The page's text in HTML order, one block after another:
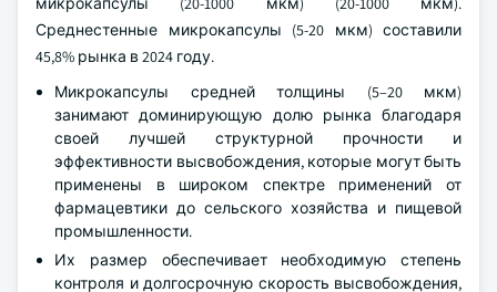
Среднестенные микрокапсулы (5-20 мкм) составили
45,8% рынка в 2024 году.
Микрокапсулы средней толщины (5–20 мкм)
занимают доминирующую долю рынка благодаря
своей лучшей структурной прочности и
эффективности высвобождения, которые могут быть
применены в широком спектре применений от
фармацевтики до сельского хозяйства и пищевой
промышленности.
Их размер обеспечивает необходимую степень
контроля и долгосрочную скорость высвобождения,